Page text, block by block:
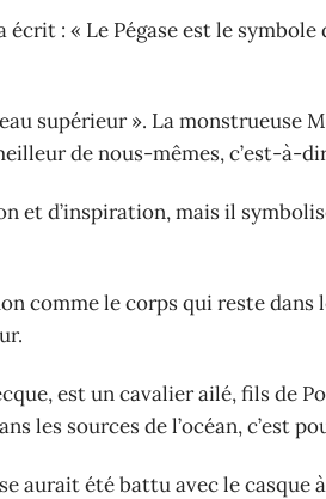
: « Le Pégase est le
supérieur ». La monstrueuse
de nous-mêmes, c’est-à-
et d’inspiration, mais il
comme le corps qui reste dans
est un cavalier ailé, fils de
les sources de l’océan, c’est
aurait été battu avec le